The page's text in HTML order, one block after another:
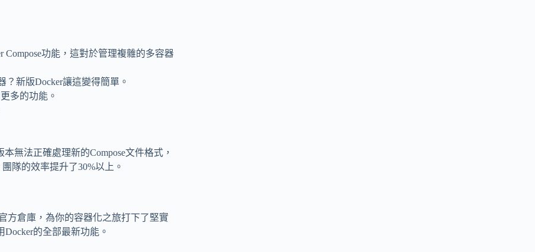
Compose功能，這對於管理複雜的多容器
？新版Docker讓這變得簡單。
多的功能。
無法正確處理新的Compose文件格式，
隊的效率提升了30%以上。
方倉庫，為你的容器化之旅打下了堅實
的全部最新功能。